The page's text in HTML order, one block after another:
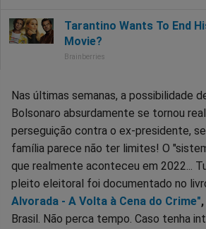
Nas últimas semanas, a possibilidade
Bolsonaro absurdamente se tornou
perseguição contra o ex-presidente,
família parece não ter limites! O
que realmente aconteceu em 2022...
pleito eleitoral foi documentado no
Alvorada - A Volta à Cena do Crime",
Brasil. Não perca tempo. Caso tenha